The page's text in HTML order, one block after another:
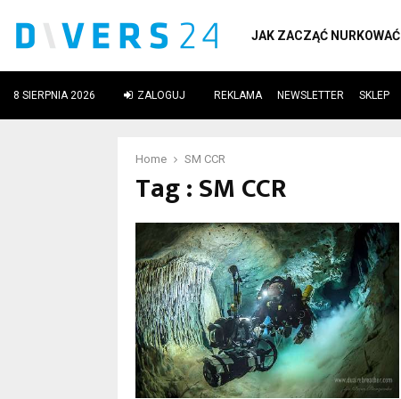
JAK ZACZĄĆ NURKOWAĆ
8 SIERPNIA 2026 ZALOGUJ REKLAMA NEWSLETTER SKLEP
Home SM CCR
Tag : SM CCR